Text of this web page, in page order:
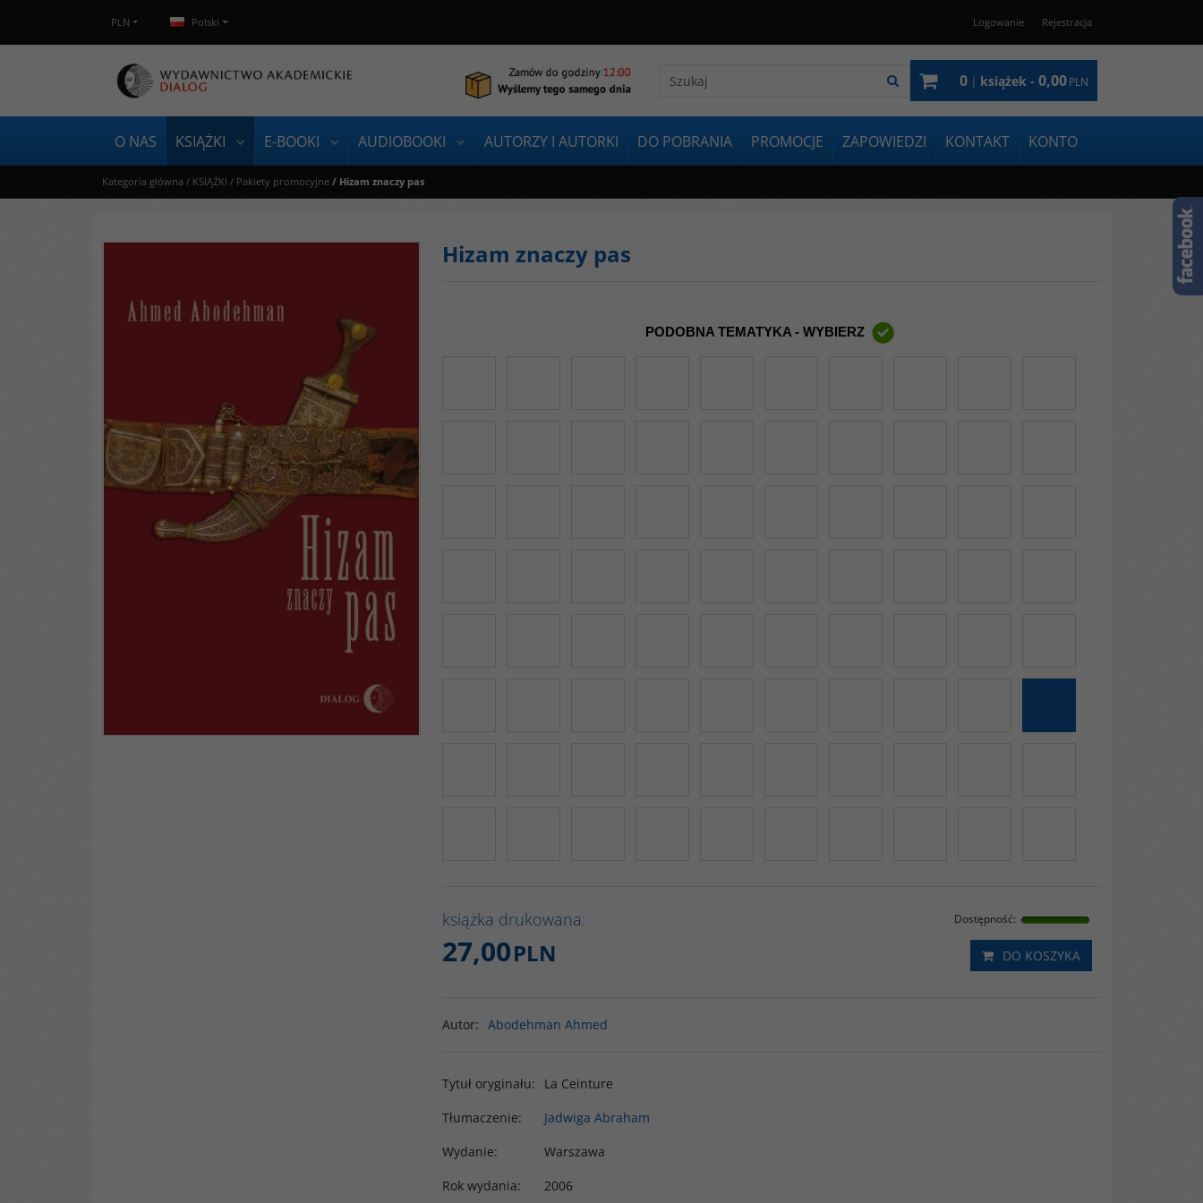
PLN Polski Logowanie Rejestracja
0 | książek - 0,00PLN
O NAS KSIĄŻKI E-BOOKI AUDIOBOOKI AUTORZY I AUTORKI DO POBRANIA PROMOCJE ZAPOWIEDZI KONTAKT KONTO
Kategoria główna / KSIĄŻKI / Pakiety promocyjne / Hizam znaczy pas
Hizam znaczy pas
PODOBNA TEMATYKA - WYBIERZ
książka drukowana: Dostępność:
27,00PLN DO KOSZYKA
Autor: Abodehman Ahmed
Tytuł oryginału:
La Ceinture
Tłumaczenie:
Jadwiga Abraham
Wydanie:
Warszawa
Rok wydania:
2006